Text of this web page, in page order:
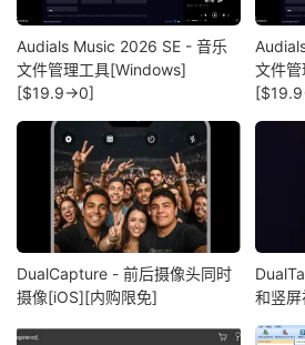
Audials Music 2026 SE - 音乐
文件管理工具[Windows]
[$19.9→0]
文件
DualCapture - 前后摄像头同时
摄像[iOS][内购限免]
和竖